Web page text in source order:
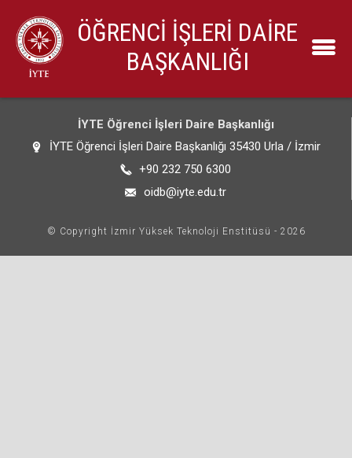
ÖĞRENCİ İŞLERİ DAİRE
BAŞKANLIĞI
İYTE Öğrenci İşleri Daire Başkanlığı
İYTE Öğrenci İşleri Daire Başkanlığı 35430 Urla / İzmir
+90 232 750 6300
oidb@iyte.edu.tr
© Copyright İzmir Yüksek Teknoloji Enstitüsü - 2026